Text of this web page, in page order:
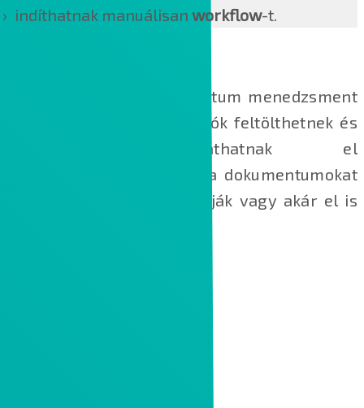
indíthatnak manuálisan workflow-t.
Az IDM, az Infor dokumentum menedzsment
alkalmazása. A felhasználók feltölthetnek és
attribútumokkal láthatnak el
dokumentumokat. Ezeket a dokumentumokat
verziózhatják, megoszthatják vagy akár el is